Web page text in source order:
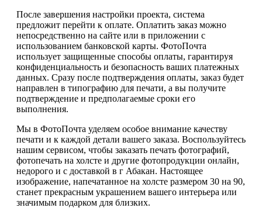
После завершения настройки проекта, система
предложит перейти к оплате. Оплатить заказ можно
непосредственно на сайте или в приложении с
использованием банковской карты. ФотоПочта
использует защищенные способы оплаты, гарантируя
конфиденциальность и безопасность ваших платежных
данных. Сразу после подтверждения оплаты, заказ будет
направлен в типографию для печати, а вы получите
подтверждение и предполагаемые сроки его
выполнения.
Мы в ФотоПочта уделяем особое внимание качеству
печати и к каждой детали вашего заказа. Воспользуйтесь
нашим сервисом, чтобы заказать печать фотографий,
фотопечать на холсте и другие фотопродукции онлайн,
недорого и с доставкой в г Абакан. Настоящее
изображение, напечатанное на холсте размером 30 на 90,
станет прекрасным украшением вашего интерьера или
значимым подарком для близких.